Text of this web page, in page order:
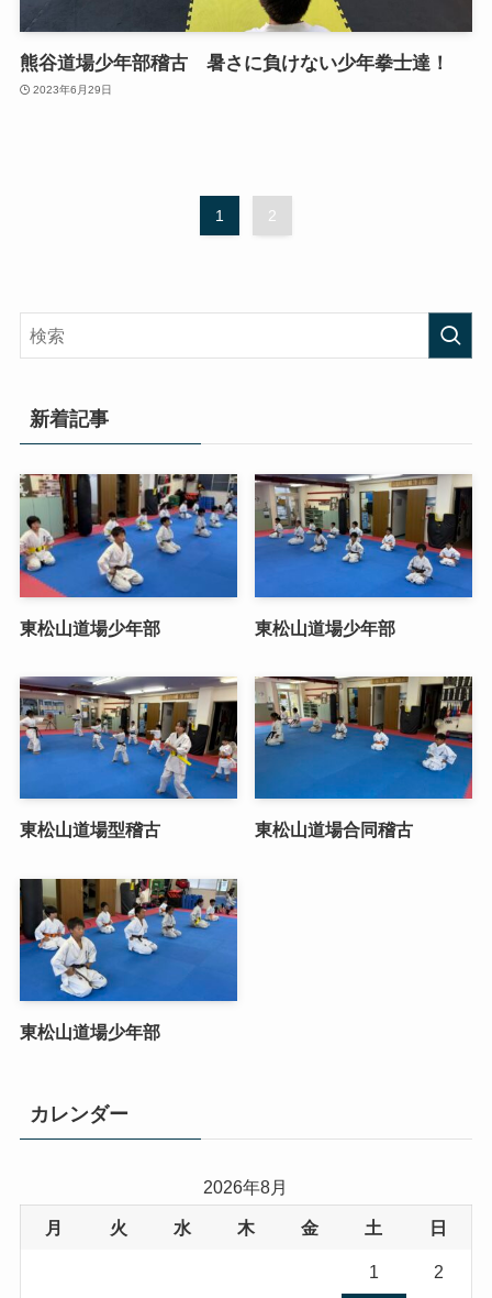
熊谷道場少年部稽古 暑さに負けない少年拳士達！
2023年6月29日
1 2
新着記事
東松山道場少年部 東松山道場少年部
東松山道場型稽古 東松山道場合同稽古
東松山道場少年部
カレンダー
2026年8月
月 火 水 木 金 土 日
1 2